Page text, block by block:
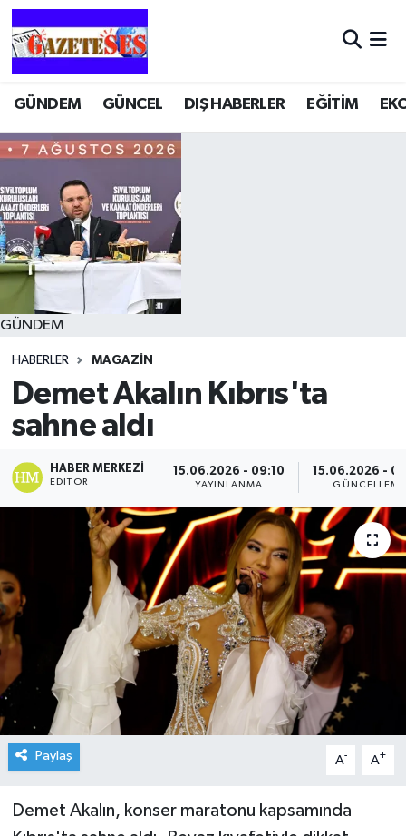
GÜNDEM GÜNCEL DIŞ HABERLER EĞİTİM
GÜNDEM
HABERLER MAGAZİN
Demet Akalın Kıbrıs'ta
sahne aldı
HABER MERKEZI
EDITÖR
15.06.2026 - 09:10
YAYINLANMA
15.06.2026 -
GÜNCELLEME
Paylaş A- A+
Demet Akalın, konser maratonu kapsamında